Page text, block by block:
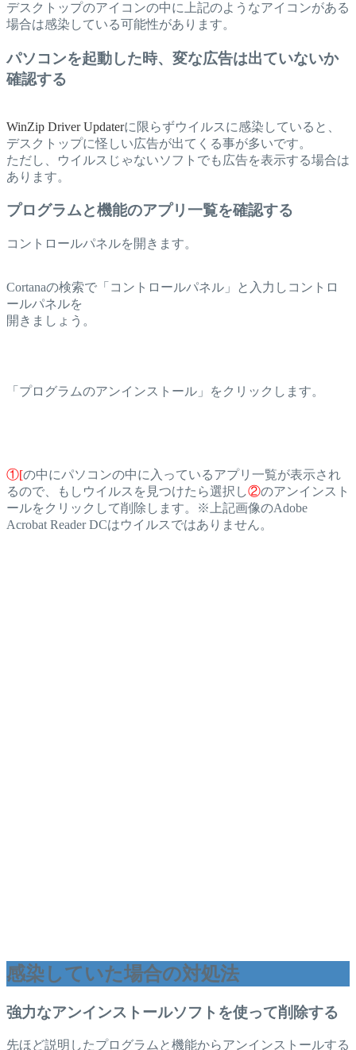
デスクトップのアイコンの中に上記のようなアイコンがある
場合は感染している可能性があります。
パソコンを起動した時、変な広告は出ていないか
確認する
WinZip Driver Updaterに限らずウイルスに感染していると、
デスクトップに怪しい広告が出てくる事が多いです。
ただし、ウイルスじゃないソフトでも広告を表示する場合は
あります。
プログラムと機能のアプリ一覧を確認する
コントロールパネルを開きます。
Cortanaの検索で「コントロールパネル」と入力しコントロ
ールパネルを
開きましょう。
「プログラムのアンインストール」をクリックします。
①[の中にパソコンの中に入っているアプリ一覧が表示され
るので、もしウイルスを見つけたら選択し②のアンインスト
ールをクリックして削除します。※上記画像のAdobe
Acrobat Reader DCはウイルスではありません。
感染していた場合の対処法
強力なアンインストールソフトを使って削除する
先ほど説明したプログラムと機能からアンインストールする